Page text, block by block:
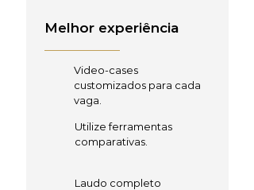
Melhor experiência
Video-cases
customizados para cada
vaga.
Utilize ferramentas
comparativas.
Laudo completo